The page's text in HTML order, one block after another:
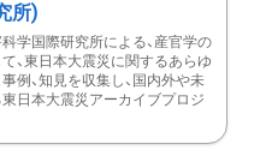
所)
学国際研究所による、産官学の
、東日本大震災に関するあらゆ
事例、知見を収集し、国内外や未
日本大震災アーカイブプロジ